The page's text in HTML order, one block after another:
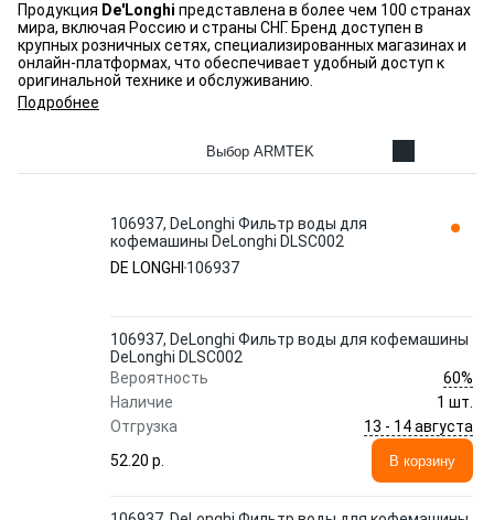
Продукция De'Longhi представлена в более чем 100 странах
мира, включая Россию и страны СНГ. Бренд доступен в
крупных розничных сетях, специализированных магазинах и
онлайн-платформах, что обеспечивает удобный доступ к
оригинальной технике и обслуживанию.
Подробнее
Выбор ARMTEK
106937, DeLonghi Фильтр воды для
кофемашины DeLonghi DLSC002
DE LONGHI 106937
106937, DeLonghi Фильтр воды для кофемашины
DeLonghi DLSC002
Вероятность
60%
Наличие
1 шт.
Отгрузка
13 - 14 августа
52.20 p.
В корзину